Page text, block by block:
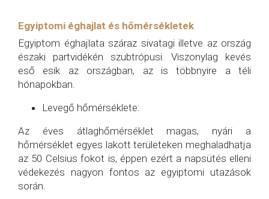
Egyiptomi éghajlat és hőmérsékletek
Egyiptom éghajlata száraz sivatagi illetve az ország
északi partvidékén szubtrópusi. Viszonylag kevés
eső esik az országban, az is többnyire a téli
hónapokban.
Levegő hőmérséklete:
Az éves átlaghőmérséklet magas, nyári a
hőmérséklet egyes lakott területeken meghaladhatja
az 50 Celsius fokot is, éppen ezért a napsütés elleni
védekezés nagyon fontos az egyiptomi utazások
során.